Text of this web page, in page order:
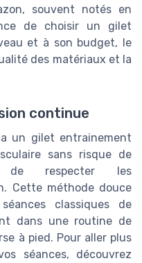
souvent notés en
de choisir un gilet
et à son budget, le
des matériaux et la
continue
un gilet entrainement
sans risque de
de respecter les
Cette méthode douce
classiques de
dans une routine de
à pied. Pour aller plus
séances, découvrez